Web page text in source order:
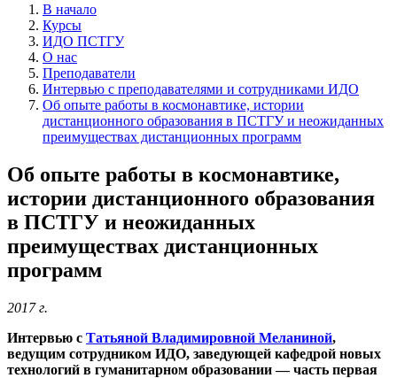
В начало
Курсы
ИДО ПСТГУ
О нас
Преподаватели
Интервью с преподавателями и сотрудниками ИДО
Об опыте работы в космонавтике, истории
дистанционного образования в ПСТГУ и неожиданных
преимуществах дистанционных программ
Об опыте работы в космонавтике,
истории дистанционного образования
в ПСТГУ и неожиданных
преимуществах дистанционных
программ
2017 г.
Интервью с Татьяной Владимировной Меланиной,
ведущим сотрудником ИДО, заведующей кафедрой новых
технологий в гуманитарном образовании — часть первая